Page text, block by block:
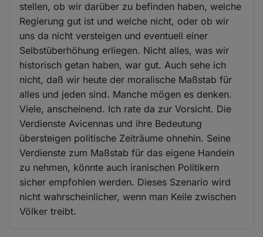
stellen, ob wir darüber zu befinden haben, welche
Regierung gut ist und welche nicht, oder ob wir
uns da nicht versteigen und eventuell einer
Selbstüberhöhung erliegen. Nicht alles, was wir
historisch getan haben, war gut. Auch sehe ich
nicht, daß wir heute der moralische Maßstab für
alles und jeden sind. Manche mögen es denken.
Viele, anscheinend. Ich rate da zur Vorsicht. Die
Verdienste Avicennas und ihre Bedeutung
übersteigen politische Zeiträume ohnehin. Seine
Verdienste zum Maßstab für das eigene Handeln
zu nehmen, könnte auch iranischen Politikern
sicher empfohlen werden. Dieses Szenario wird
nicht wahrscheinlicher, wenn man Keile zwischen
Völker treibt.